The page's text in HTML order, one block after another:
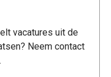
vacatures uit de
Neem contact